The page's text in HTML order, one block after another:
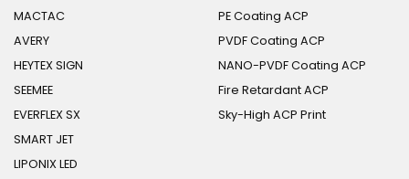
MACTAC
AVERY
HEYTEX SIGN
SEEMEE
EVERFLEX SX
SMART JET
LIPONIX LED
PE Coating ACP
PVDF Coating ACP
NANO-PVDF Coating ACP
Fire Retardant ACP
Sky-High ACP Print